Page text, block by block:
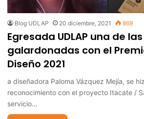
Blog UDLAP 20 diciembre, 2021 869
Egresada UDLAP una de las
galardonadas con el
Diseño 2021
a diseñadora Paloma Vázquez Mejía, se
reconocimiento con el proyecto Itacate /
servicio…